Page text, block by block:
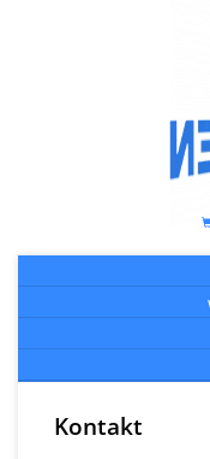
Kontakt